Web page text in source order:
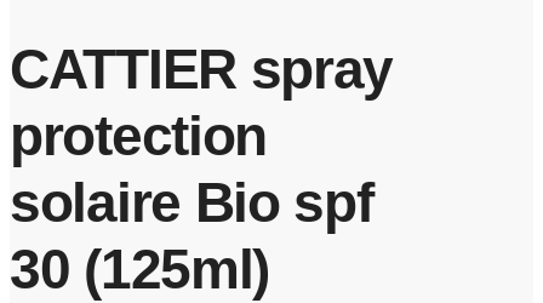
CATTIER spray
protection
solaire Bio spf
30 (125ml)